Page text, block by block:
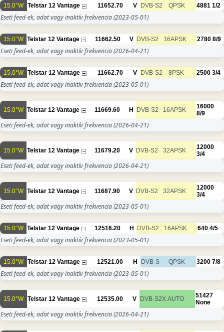
15.0°W Telstar 12 Vantage 11652.70 V DVB-S2 QPSK 4881 1/2
Eseti feed-ek, adat vagy inaktív frekvencia(2023-05-01)
15.0°W Telstar 12 Vantage 11662.50 V DVB-S2 16APSK 2780 8/9
Eseti feed-ek, adat vagy inaktív frekvencia(2026-04-21)
15.0°W Telstar 12 Vantage 11662.70 V DVB-S2 8PSK 2500 3/4
Eseti feed-ek, adat vagy inaktív frekvencia(2023-05-01)
15.0°W Telstar 12 Vantage 11669.60 H DVB-S2 16APSK
16000
8/9
Eseti feed-ek, adat vagy inaktív frekvencia(2026-04-21)
15.0°W Telstar 12 Vantage 11679.20 V DVB-S2 32APSK
12000
3/4
Eseti feed-ek, adat vagy inaktív frekvencia(2026-04-21)
15.0°W Telstar 12 Vantage 11687.90 V DVB-S2 32APSK
12000
3/4
Eseti feed-ek, adat vagy inaktív frekvencia(2023-05-01)
15.0°W Telstar 12 Vantage 12516.20 H DVB-S2 16APSK 640 4/5
Eseti feed-ek, adat vagy inaktív frekvencia(2023-05-01)
15.0°W Telstar 12 Vantage 12521.00 H DVB-S QPSK 3200 7/8
Eseti feed-ek, adat vagy inaktív frekvencia(2023-05-01)
15.0°W Telstar 12 Vantage 12535.00 V DVB-S2X AUTO
51427
None
Eseti feed-ek, adat vagy inaktív frekvencia(2026-04-21)